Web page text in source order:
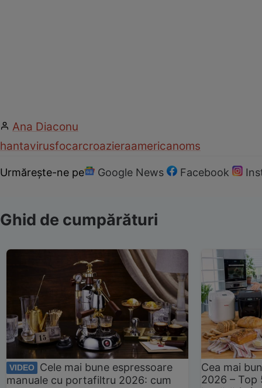
Ana Diaconu
hantavirusfocarcroazieraamericanoms
Urmărește-ne pe Google News Facebook
Ghid de cumpărături
VIDEO
Cele mai bune espressoare
manuale cu portafiltru 2026: cum
Cea mai
2026 –